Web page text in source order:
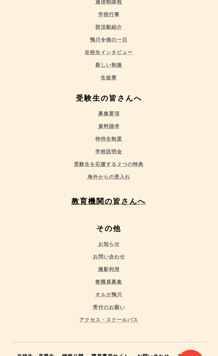
通信制課程
学校行事
部活動紹介
鴨川令徳の一日
在校生インタビュー
新しい制服
生徒寮
受験生の皆さんへ
募集要項
資料請求
特待生制度
学校説明会
受験生を応援する２つの特典
海外からの受入れ
教育機関の皆さんへ
その他
お知らせ
お問い合わせ
撮影利用
教職員募集
オルカ鴨川
寄付のお願い
アクセス・スクールバス